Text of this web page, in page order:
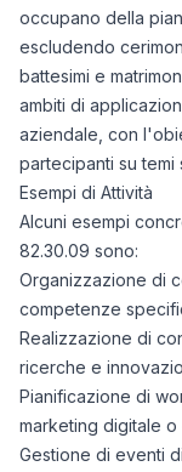
occupano della
escludendo
battesimi e
ambiti di
aziendale, con
partecipanti su temi
Esempi di Attività
Alcuni esempi
82.30.09 sono:
Organizzazione di
competenze
Realizzazione di
ricerche e
Pianificazione di
marketing digitale
Gestione di eventi